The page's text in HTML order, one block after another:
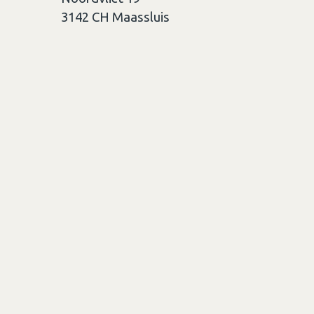
3142 CH Maassluis